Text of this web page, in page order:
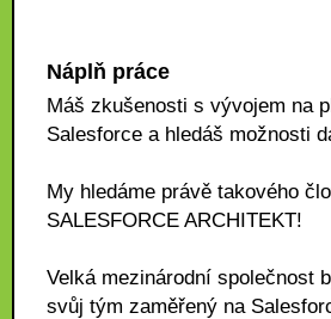
Náplň práce
Máš zkušenosti s vývojem na
Salesforce a hledáš možnosti
My hledáme právě takového
SALESFORCE ARCHITEKT!
Velká mezinárodní společnost
svůj tým zaměřený na